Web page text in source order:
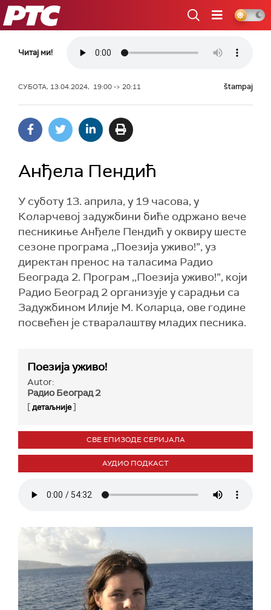
РТС
Читај ми!
СУБОТА, 13.04.2024, 19:00 -> 20:11 štampaj
Анђелa Пендић
У суботу 13. aприла, у 19 часова, у
Коларчевој задужбини биће одржано вече
песникиње Анђеле Пендић у оквиру шесте
сезоне програма ,,Поезија уживо!”, уз
директан пренос на таласима Радио
Београда 2. Програм ,,Поезија уживо!”, који
Радио Београд 2 организује у сарадњи са
Задужбином Илије М. Коларца, ове године
посвећен је стваралаштву младих песника.
Поезија уживо!
Autor:
Радио Београд 2
[детаљније]
СВЕ ЕПИЗОДЕ СЕРИЈАЛА
АУДИО ПОДКАСТ